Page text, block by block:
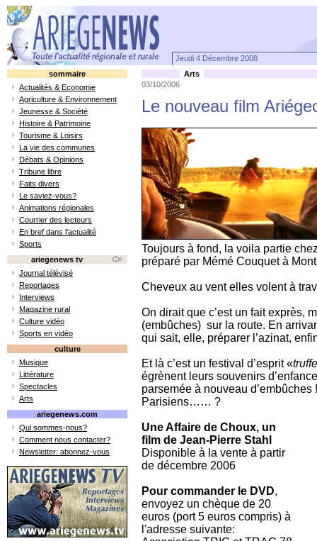
Jeudi 4 Décembre 2008
sommaire
Actualités & Economie
Agriculture & Environnement
Jeunesse & Société
Histoire & Patrimoine
Tourisme & Loisirs
La vie des communes
Débats & Opinions
Tribune libre
Faits divers
Le saviez-vous?
Animations régionales
Courrier des lecteurs
En bref dans l'actualité
Sports
ariegenews tv
Journal télévisé
Reportages
Interviews
Magazine rural
Culture vidéo
Sports en vidéo
culture
Musique
Littérature
Spectacles
Arts
ariegenews.com
Qui sommes-nous?
Comment nous contacter?
Newsletter: abonnez-vous
Arts
03/10/2006
Le nouveau film
Toujours à fond, la voila partie
préparé par Mémé Couquet à
Cheveux au vent elles volent à
On dirait que c’est un fait exprès,
(embûches) sur la route. En
qui sait, elle, préparer l’azinat,
Et là c’est un festival d’esprit «
égrènent leurs souvenirs
parsemée à nouveau
Parisiens…… ?
Une Affaire de Choux, un
film de Jean-Pierre Stahl
Disponible à la vente à partir
de décembre 2006
Pour commander le DVD,
envoyez un chèque de 20
euros (port 5 euros compris) à
l'adresse suivante: